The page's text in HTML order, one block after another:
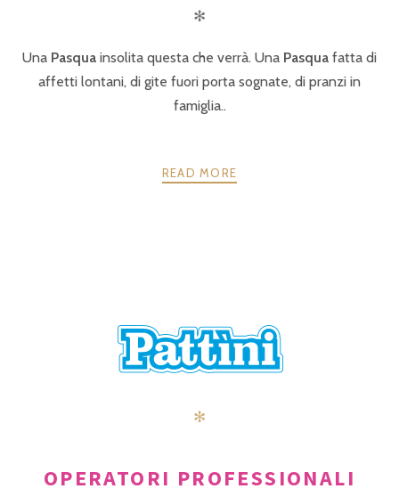
✻
Una Pasqua insolita questa che verrà. Una Pasqua fatta di
affetti lontani, di gite fuori porta sognate, di pranzi in
famiglia..
READ MORE
✻
OPERATORI PROFESSIONALI